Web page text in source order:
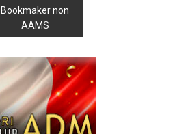
Bookmaker non
AAMS